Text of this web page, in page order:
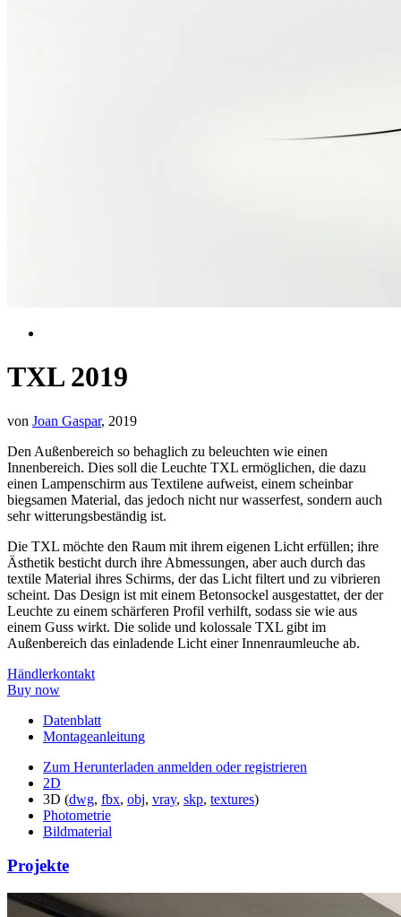
TXL 2019
von Joan Gaspar, 2019
Den Außenbereich so behaglich zu beleuchten wie einen
Innenbereich. Dies soll die Leuchte TXL ermöglichen, die dazu
einen Lampenschirm aus Textilene aufweist, einem scheinbar
biegsamen Material, das jedoch nicht nur wasserfest, sondern auch
sehr witterungsbeständig ist.
Die TXL möchte den Raum mit ihrem eigenen Licht erfüllen; ihre
Ästhetik besticht durch ihre Abmessungen, aber auch durch das
textile Material ihres Schirms, der das Licht filtert und zu vibrieren
scheint. Das Design ist mit einem Betonsockel ausgestattet, der der
Leuchte zu einem schärferen Profil verhilft, sodass sie wie aus
einem Guss wirkt. Die solide und kolossale TXL gibt im
Außenbereich das einladende Licht einer Innenraumleuche ab.
Händlerkontakt
Buy now
Datenblatt
Montageanleitung
Zum Herunterladen anmelden oder registrieren
2D
3D (dwg, fbx, obj, vray, skp, textures)
Photometrie
Bildmaterial
Projekte